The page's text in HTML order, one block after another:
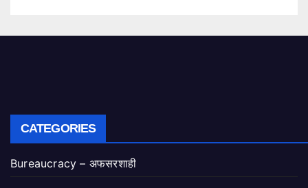
CATEGORIES
Bureaucracy – अफसरशाही